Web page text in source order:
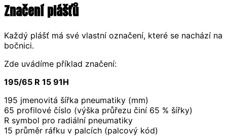
Značení plášťů
Každý plášť má své vlastní označení, které se nachází na
bočnici.
Zde uvádíme příklad značení:
195/65 R 15 91H
195 jmenovitá šířka pneumatiky (mm)
65 profilové číslo (výška průřezu činí 65 % šířky)
R symbol pro radiální pneumatiky
15 průměr ráfku v palcích (palcový kód)